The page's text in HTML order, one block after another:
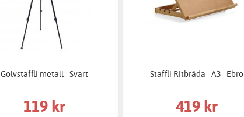
Golvstaffli metall - Svart
119 kr
Staffli Ritbräda - A3 - Ebro
419 kr